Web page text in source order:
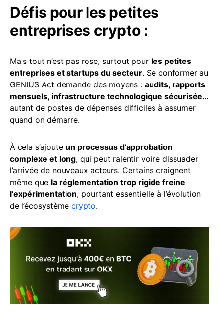
Défis pour les petites
entreprises crypto :
Mais tout n’est pas rose, surtout pour les petites
entreprises et startups du secteur. Se conformer au
GENIUS Act demande des moyens : audits, rapports
mensuels, infrastructure technologique sécurisée…
autant de postes de dépenses difficiles à assumer
quand on démarre.
À cela s’ajoute un processus d’approbation
complexe et long, qui peut ralentir voire dissuader
l’arrivée de nouveaux acteurs. Certains craignent
même que la réglementation trop rigide freine
l’expérimentation, pourtant essentielle à l’évolution
de l’écosystème crypto.